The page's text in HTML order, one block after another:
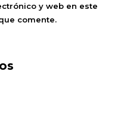
y web en este
comente.